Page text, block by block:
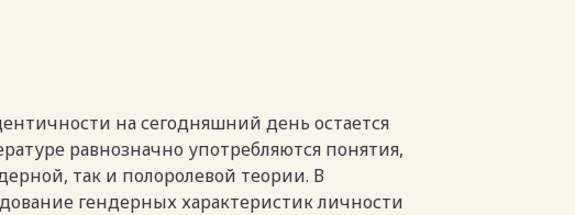
исследования …………….... 31
37
на сегодняшний день остается
равнозначно употребляются понятия,
так и полоролевой теории. В
гендерных характеристик личности